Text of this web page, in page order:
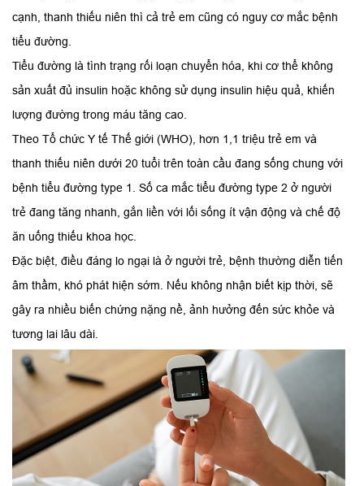
cạnh, thanh thiếu niên thì cả trẻ em cũng có nguy cơ mắc bệnh
tiểu đường.
Tiểu đường là tình trạng rối loạn chuyển hóa, khi cơ thể không
sản xuất đủ insulin hoặc không sử dụng insulin hiệu quả, khiến
lượng đường trong máu tăng cao.
Theo Tổ chức Y tế Thế giới (WHO), hơn 1,1 triệu trẻ em và
thanh thiếu niên dưới 20 tuổi trên toàn cầu đang sống chung với
bệnh tiểu đường type 1. Số ca mắc tiểu đường type 2 ở người
trẻ đang tăng nhanh, gắn liền với lối sống ít vận động và chế độ
ăn uống thiếu khoa học.
Đặc biệt, điều đáng lo ngại là ở người trẻ, bệnh thường diễn tiến
âm thầm, khó phát hiện sớm. Nếu không nhận biết kịp thời, sẽ
gây ra nhiều biến chứng nặng nề, ảnh hưởng đến sức khỏe và
tương lai lâu dài.